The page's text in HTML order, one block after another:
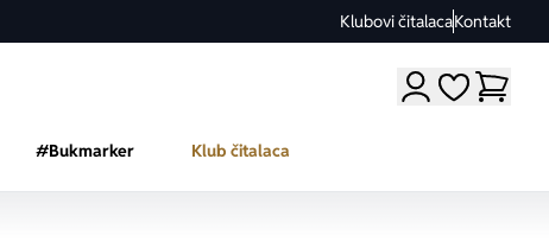
Klubovi čitalacaKontakt
Moji omiljeni
#Bukmarker Klub čitalaca